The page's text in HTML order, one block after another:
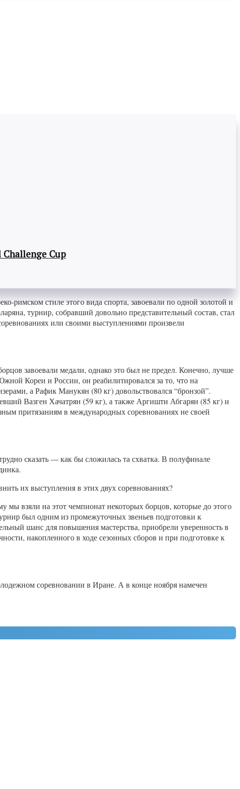
Cup
римском стиле этого вида спорта, завоевали по одной золотой и
турнир, собравший довольно представительный состав, стал
или своими выступлениями произвели
завоевали медали, однако это был не предел. Конечно, лучше
Кореи и России, он реабилитировался за то, что на
а Рафик Манукян (80 кг) довольствовался “бронзой”.
Вазген Хачатрян (59 кг), а также Аргишти Абгарян (85 кг) и
притязаниям в международных соревнованиях не своей
сказать — как бы сложилась та схватка. В полуфинале
их выступления в этих двух соревнованиях?
взяли на этот чемпионат некоторых борцов, которые до этого
был одним из промежуточных звеньев подготовки к
шанс для повышения мастерства, приобрели уверенность в
накопленного в ходе сезонных сборов и при подготовке к
соревновании в Иране. А в конце ноября намечен